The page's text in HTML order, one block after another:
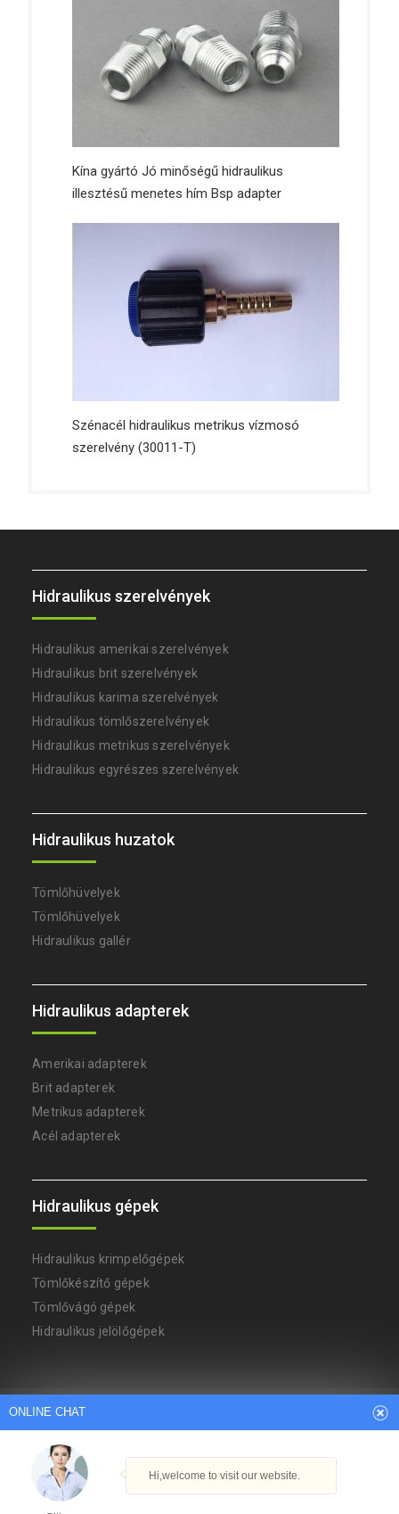
Kína gyártó Jó minőségű hidraulikus
illesztésű menetes hím Bsp adapter
Szénacél hidraulikus metrikus vízmosó
szerelvény (30011-T)
Hidraulikus szerelvények
Hidraulikus amerikai szerelvények
Hidraulikus brit szerelvények
Hidraulikus karima szerelvények
Hidraulikus tömlőszerelvények
Hidraulikus metrikus szerelvények
Hidraulikus egyrészes szerelvények
Hidraulikus huzatok
Tömlőhüvelyek
Tömlőhüvelyek
Hidraulikus gallér
Hidraulikus adapterek
Amerikai adapterek
Brit adapterek
Metrikus adapterek
Acél adapterek
Hidraulikus gépek
Hidraulikus krimpelőgépek
Tömlőkészítő gépek
Tömlővágó gépek
Hidraulikus jelölőgépek
Arabic
German
Italian Japanese
Persian
Portuguese
Thai
Szerzői jog © Ningbo YH hidraulikus gépek gyára
ONLINE CHAT
Hi,welcome to visit our website.